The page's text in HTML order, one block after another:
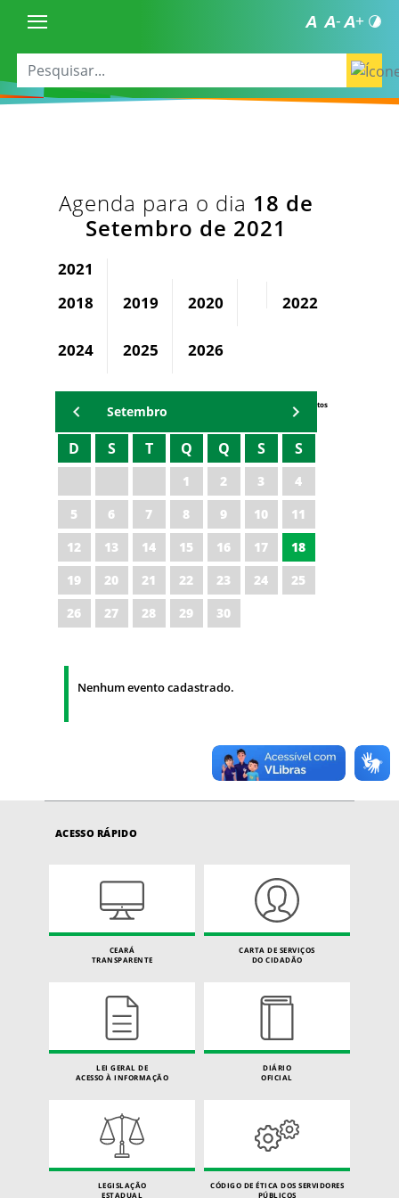
Agenda para o dia 18 de
Setembro de 2021
2021
2018
2019 2020 2022
2024 2025 2026
Eventos
Setembro
D S T Q Q S S
1 2 3
4
5
6 7 8 9 10
11
12
13 14 15 16 17
18
19
20 21 22 23 24
25
26
27 28 29 30
Nenhum evento cadastrado.
ACESSO RÁPIDO
CEARÁ
TRANSPARENTE
CARTA DE SERVIÇOS
DO CIDADÃO
LEI GERAL DE
ACESSO À INFORMAÇÃO
DIÁRIO
OFICIAL
LEGISLAÇÃO
ESTADUAL
CÓDIGO DE ÉTICA DOS SERVIDORES
PÚBLICOS